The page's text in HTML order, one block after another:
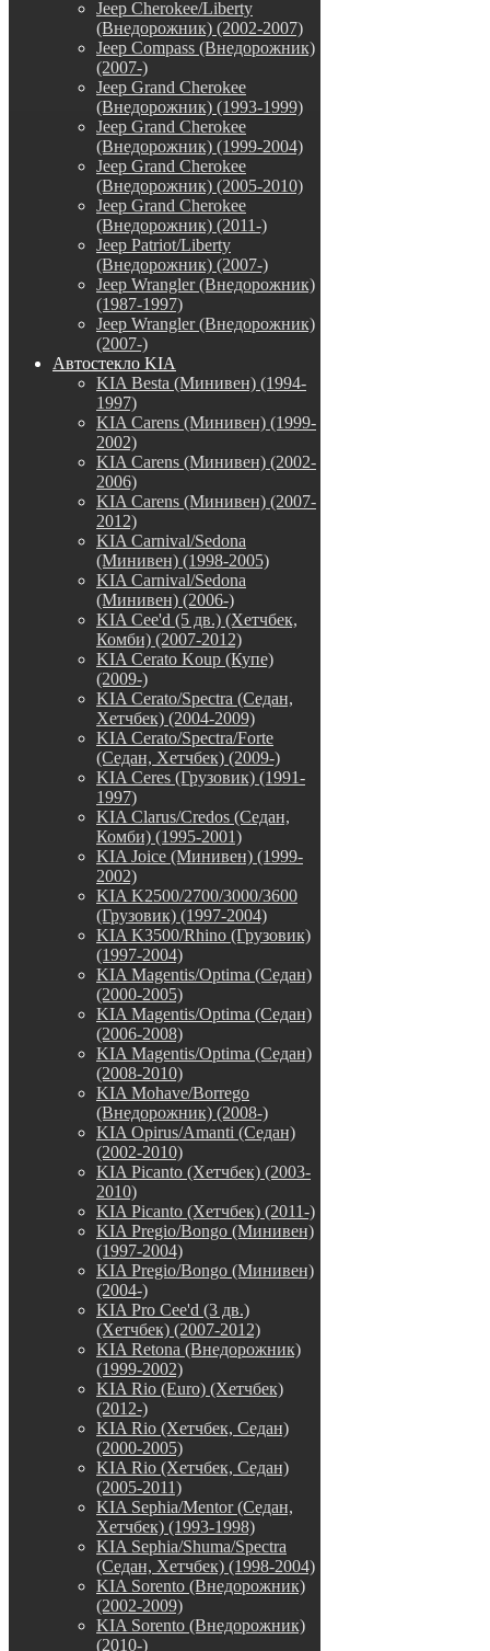
Jeep Cherokee/Liberty
(Внедорожник) (2002-2007)
Jeep Compass (Внедорожник)
(2007-)
Jeep Grand Cherokee
(Внедорожник) (1993-1999)
Jeep Grand Cherokee
(Внедорожник) (1999-2004)
Jeep Grand Cherokee
(Внедорожник) (2005-2010)
Jeep Grand Cherokee
(Внедорожник) (2011-)
Jeep Patriot/Liberty
(Внедорожник) (2007-)
Jeep Wrangler (Внедорожник)
(1987-1997)
Jeep Wrangler (Внедорожник)
(2007-)
Автостекло KIA
KIA Besta (Минивен) (1994-
1997)
KIA Carens (Минивен) (1999-
2002)
KIA Carens (Минивен) (2002-
2006)
KIA Carens (Минивен) (2007-
2012)
KIA Carnival/Sedona
(Минивен) (1998-2005)
KIA Carnival/Sedona
(Минивен) (2006-)
KIA Cee'd (5 дв.) (Хетчбек,
Комби) (2007-2012)
KIA Cerato Koup (Купе)
(2009-)
KIA Cerato/Spectra (Седан,
Хетчбек) (2004-2009)
KIA Cerato/Spectra/Forte
(Седан, Хетчбек) (2009-)
KIA Ceres (Грузовик) (1991-
1997)
KIA Clarus/Credos (Седан,
Комби) (1995-2001)
KIA Joice (Минивен) (1999-
2002)
KIA K2500/2700/3000/3600
(Грузовик) (1997-2004)
KIA K3500/Rhino (Грузовик)
(1997-2004)
KIA Magentis/Optima (Седан)
(2000-2005)
KIA Magentis/Optima (Седан)
(2006-2008)
KIA Magentis/Optima (Седан)
(2008-2010)
KIA Mohave/Borrego
(Внедорожник) (2008-)
KIA Opirus/Amanti (Седан)
(2002-2010)
KIA Picanto (Хетчбек) (2003-
2010)
KIA Picanto (Хетчбек) (2011-)
KIA Pregio/Bongo (Минивен)
(1997-2004)
KIA Pregio/Bongo (Минивен)
(2004-)
KIA Pro Cee'd (3 дв.)
(Хетчбек) (2007-2012)
KIA Retona (Внедорожник)
(1999-2002)
KIA Rio (Euro) (Хетчбек)
(2012-)
KIA Rio (Хетчбек, Седан)
(2000-2005)
KIA Rio (Хетчбек, Седан)
(2005-2011)
KIA Sephia/Mentor (Седан,
Хетчбек) (1993-1998)
KIA Sephia/Shuma/Spectra
(Седан, Хетчбек) (1998-2004)
KIA Sorento (Внедорожник)
(2002-2009)
KIA Sorento (Внедорожник)
(2010-)